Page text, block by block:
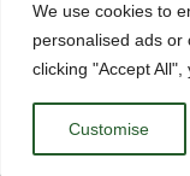
We use cookies to
personalised ads or
clicking "Accept
Customise
BAU, Centro
Copyright © Todos
Aviso Legal